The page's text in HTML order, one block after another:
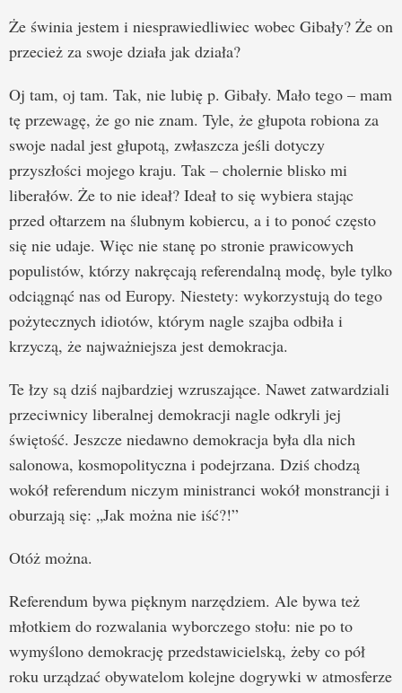
Że świnia jestem i niesprawiedliwiec wobec Gibały? Że on
przecież za swoje działa jak działa?
Oj tam, oj tam. Tak, nie lubię p. Gibały. Mało tego – mam
tę przewagę, że go nie znam. Tyle, że głupota robiona za
swoje nadal jest głupotą, zwłaszcza jeśli dotyczy
przyszłości mojego kraju. Tak – cholernie blisko mi
liberałów. Że to nie ideał? Ideał to się wybiera stając
przed ołtarzem na ślubnym kobiercu, a i to ponoć często
się nie udaje. Więc nie stanę po stronie prawicowych
populistów, którzy nakręcają referendalną modę, byle tylko
odciągnąć nas od Europy. Niestety: wykorzystują do tego
pożytecznych idiotów, którym nagle szajba odbiła i
krzyczą, że najważniejsza jest demokracja.
Te łzy są dziś najbardziej wzruszające. Nawet zatwardziali
przeciwnicy liberalnej demokracji nagle odkryli jej
świętość. Jeszcze niedawno demokracja była dla nich
salonowa, kosmopolityczna i podejrzana. Dziś chodzą
wokół referendum niczym ministranci wokół monstrancji i
oburzają się: „Jak można nie iść?!”
Otóż można.
Referendum bywa pięknym narzędziem. Ale bywa też
młotkiem do rozwalania wyborczego stołu: nie po to
wymyślono demokrację przedstawicielską, żeby co pół
roku urządzać obywatelom kolejne dogrywki w atmosferze